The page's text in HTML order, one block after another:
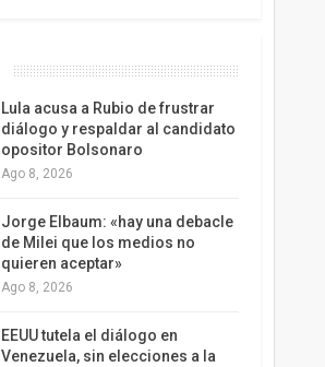
Lula acusa a Rubio de frustrar
diálogo y respaldar al candidato
opositor Bolsonaro
Ago 8, 2026
Jorge Elbaum: «hay una debacle
de Milei que los medios no
quieren aceptar»
Ago 8, 2026
EEUU tutela el diálogo en
Venezuela, sin elecciones a la